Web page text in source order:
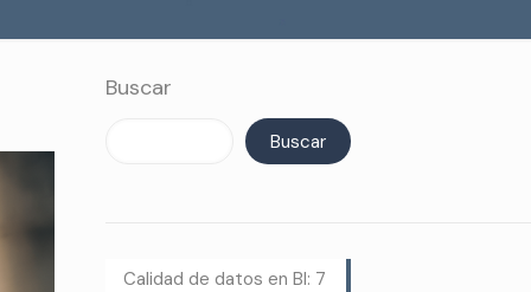
Buscar
Buscar
Calidad de datos en BI: 7